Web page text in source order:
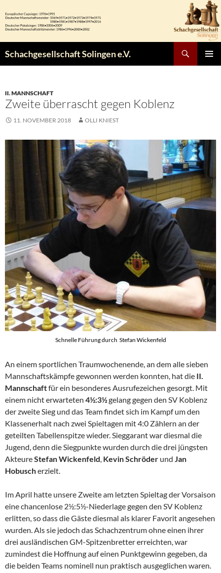
Inhalt
springen
Schachgesellschaft Solingen e.V.
II. MANNSCHAFT
Zweite überrascht gegen Koblenz
11. NOVEMBER 2018 OLLI KNIEST
Schnelle Führung durch Stefan Wickenfeld
An einem sportlichen Traumwochenende, an dem alle sieben
Mannschaftskämpfe gewonnen werden konnten, hat die II.
Mannschaftfür ein besonderes Ausrufezeichen gesorgt. Mit
einem nicht erwarteten 4½:3½gelang gegen den SV Koblenz
der zweite Sieg und das Team findet sich im Kampf um den
Klassenerhalt nach zwei Spieltagen mit 4:0 Zählern an der
geteilten Tabellenspitze wieder. Sieggarant war diesmal die
Jugend, denn die Siegpunkte wurden durch die drei jüngsten
AkteureStefan Wickenfeld KevinSchröder und Jan
Hobuscherzielt.
Im April hatte unsere Zweite am letzten Spieltag der Vorsaison
eine chancenlose 2½:5½-Niederlage gegen den SV Koblenz
erlitten, so dass die Gäste diesmal als klarer Favorit angesehen
wurden. Als sie jedoch das Schachzentrum ohne einen ihrer
drei ausländischen GM-Spitzenbretter erreichten, war
zumindest die Hoffnung auf einen Punktgewinn gegeben, da
die beiden Teams nominell nun praktisch ausgeglichen waren.